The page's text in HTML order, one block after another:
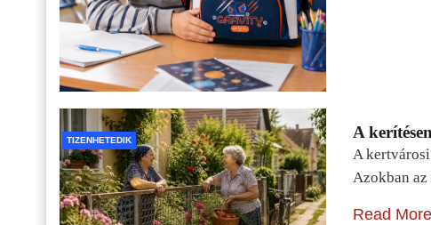
TIZENHETEDIK A
A
Azokban
Read More